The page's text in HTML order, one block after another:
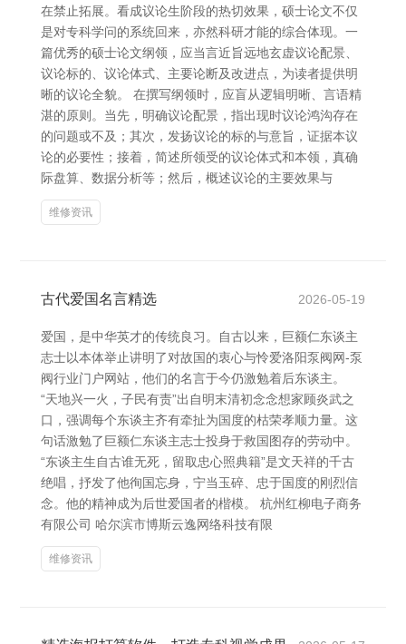
在禁止拓展。看成议论生阶段的热切效果，硕士论文不仅
是对专科学问的系统回来，亦然科研才能的综合体现。一
篇优秀的硕士论文纲领，应当言近旨远地玄虚议论配景、
议论标的、议论体式、主要论断及改进点，为读者提供明
晰的议论全貌。 在撰写纲领时，应盲从逻辑明晰、言语精
湛的原则。当先，明确议论配景，指出现时议论鸿沟存在
的问题或不及；其次，发扬议论的标的与意旨，证据本议
论的必要性；接着，简述所领受的议论体式和本领，真确
际盘算、数据分析等；然后，概述议论的主要效果与
维修资讯
古代爱国名言精选 2026-05-19
爱国，是中华英才的传统良习。自古以来，巨额仁东谈主
志士以本体举止讲明了对故国的衷心与怜爱洛阳泵阀网-泵
阀行业门户网站，他们的名言于今仍激勉着后东谈主。
“天地兴一火，子民有责”出自明末清初念念想家顾炎武之
口，强调每个东谈主齐有牵扯为国度的枯荣孝顺力量。这
句话激勉了巨额仁东谈主志士投身于救国图存的劳动中。
“东谈主生自古谁无死，留取忠心照典籍”是文天祥的千古
绝唱，抒发了他徇国忘身，宁当玉碎、忠于国度的刚烈信
念。他的精神成为后世爱国者的楷模。 杭州红柳电子商务
有限公司 哈尔滨市博斯云逸网络科技有限
维修资讯